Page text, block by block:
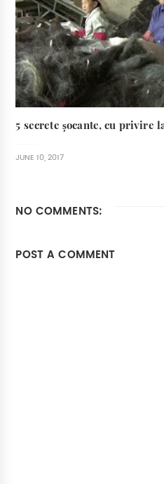
5 secrete șocante, cu privire
JUNE 10, 2017
NO COMMENTS:
POST A COMMENT